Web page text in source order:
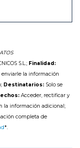
S.L.; Finalidad:
enviarle la información
Destinatarios: Solo se
Acceder, rectificar y
la información adicional;
completa de
*.